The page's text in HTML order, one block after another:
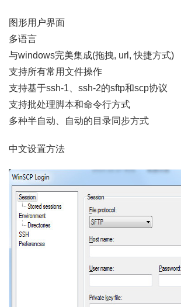
图形用户界面
多语言
与windows完美集成(拖拽, url, 快捷方式)
支持所有常用文件操作
支持基于ssh-1、ssh-2的sftp和scp协议
支持批处理脚本和命令行方式
多种半自动、自动的目录同步方式
中文设置方法